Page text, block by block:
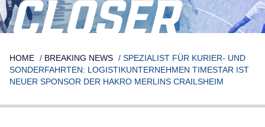
HOME / BREAKING NEWS / SPEZIALIST FÜR KURIER- UND
SONDERFAHRTEN: LOGISTIKUNTERNEHMEN TIMESTAR IST
NEUER SPONSOR DER HAKRO MERLINS CRAILSHEIM